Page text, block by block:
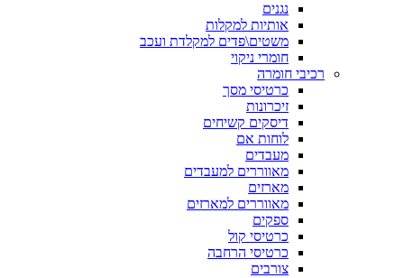
אותיות למקלות
משטים\פדים למקלדת ועכב
חומרי ניקוי
רכיבי חומרה
כרטיסי מסך
זיכרונות
דיסקים קשיחים
לוחות אם
מעבדים
מאווררים למעבדים
מארזים
מאווררים למארזים
ספקים
כרטיסי קול
כרטיסי הרחבה
צורבים